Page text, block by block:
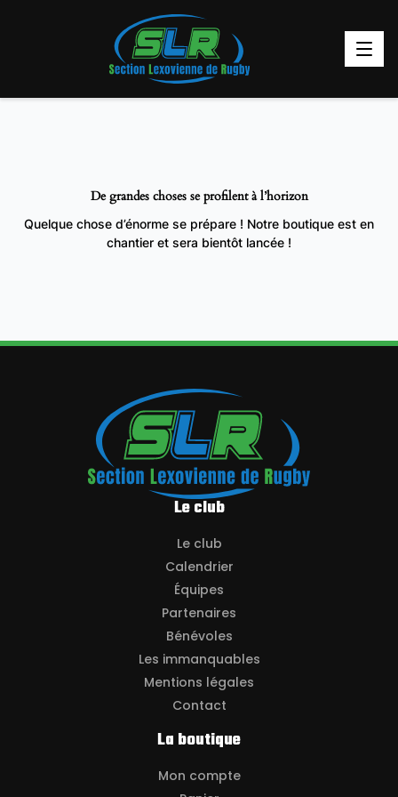
De grandes choses se profilent à l’horizon
Quelque chose d’énorme se prépare ! Notre boutique est en
chantier et sera bientôt lancée !
Le club
Le club
Calendrier
Équipes
Partenaires
Bénévoles
Les immanquables
Mentions légales
Contact
La boutique
Mon compte